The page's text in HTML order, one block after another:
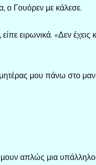
ο Γουόρεν με κάλεσε.
ειρωνικά. «Δεν έχεις
μου πάνω στο
απλώς μια